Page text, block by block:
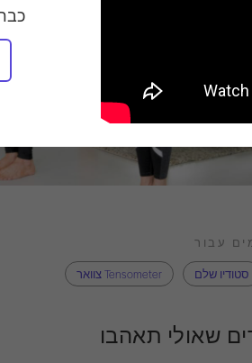
עבור
סטודיו שלם Tensometer צוואר
שאולי תאהבו